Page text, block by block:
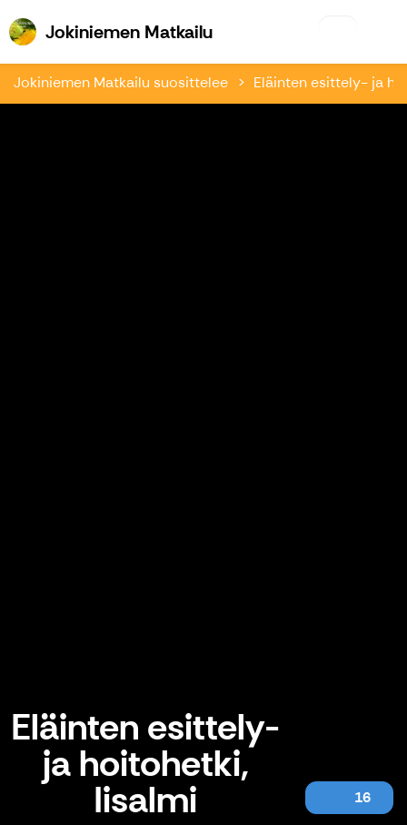
Jokiniemen MatkailuJokiniemen Matkailu
Jokiniemen Matkailu suosittelee Eläinten esittely- ja
Eläinten esittely-
ja hoitohetki,
Iisalmi 16
Eläinten esittely- ja hoitohetki, Iisalmi